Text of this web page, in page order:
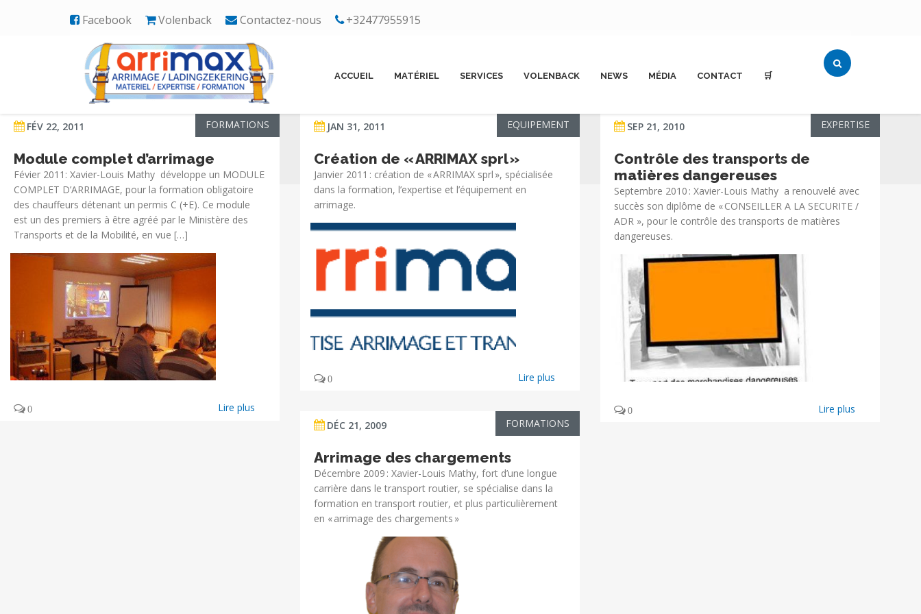
Facebook Volenback Contactez-nous +32477955915
ACCUEIL MATÉRIEL SERVICES VOLENBACK NEWS MÉDIA CONTACT 🛒
News - page 11
FÉV 22, 2011 FORMATIONS
Module complet d’arrimage
Févier 2011: Xavier-Louis Mathy développe un MODULE
COMPLET D’ARRIMAGE, pour la formation obligatoire
des chauffeurs détenant un permis C (+E). Ce module
est un des premiers à être agréé par le Ministère des
Transports et de la Mobilité, en vue […]
0 Lire plus
JAN 31, 2011 EQUIPEMENT
Création de « ARRIMAX sprl »
Janvier 2011 : création de « ARRIMAX sprl », spécialisée
dans la formation, l’expertise et l’équipement en
arrimage.
0 Lire plus
SEP 21, 2010 EXPERTISE
Contrôle des transports de
matières dangereuses
Septembre 2010 : Xavier-Louis Mathy a renouvelé avec
succès son diplôme de « CONSEILLER A LA SECURITE /
ADR », pour le contrôle des transports de matières
dangereuses.
0
Lire plus
DÉC 21, 2009
FORMATIONS
Arrimage des chargements
Décembre 2009 : Xavier-Louis Mathy, fort d’une longue
carrière dans le transport routier, se spécialise dans la
formation en transport routier, et plus particulièrement
en « arrimage des chargements »